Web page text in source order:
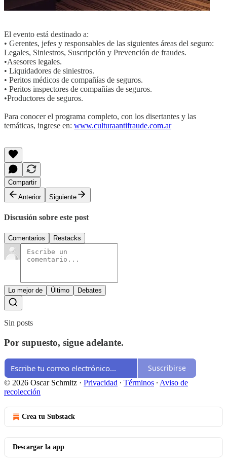
El evento está destinado a:
• Gerentes, jefes y responsables de las siguientes áreas del seguro:
Legales, Siniestros, Suscripción y Prevención de fraudes.
•Asesores legales.
• Liquidadores de siniestros.
• Peritos médicos de compañías de seguros.
• Peritos inspectores de compañías de seguros.
•Productores de seguros.
Para conocer el programa completo, con los disertantes y las
temáticas, ingrese en: www.culturaantifraude.com.ar
Compartir
Anterior
Siguiente
Discusión sobre este post
Comentarios Restacks
Lo mejor de Último Debates
Sin posts
Por supuesto, sigue adelante.
Suscribirse
© 2026 Oscar Schmitz · Privacidad ∙ Términos ∙ Aviso de
recolección
Crea tu Substack
Descargar la app